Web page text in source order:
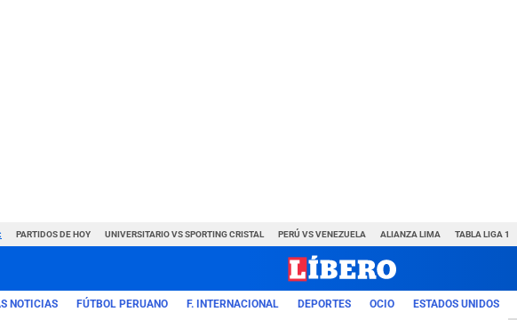
PARTIDOS DE HOY UNIVERSITARIO VS SPORTING CRISTAL PERÚ VS VENEZUELA ALIANZA LIMA TABLA LIGA 1
NOTICIAS FÚTBOL PERUANO F. INTERNACIONAL DEPORTES OCIO ESTADOS UNIDOS